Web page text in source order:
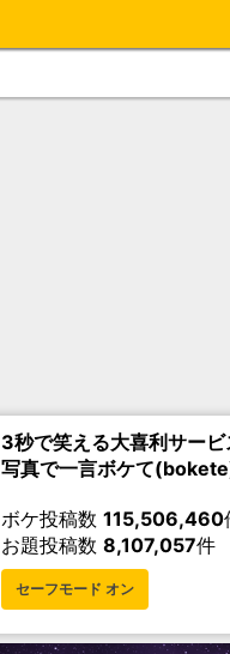
3秒で笑える大喜利サービ
写真で一言ボケて
ボケ投稿数 115,506,460
お題投稿数 8,107,057件
セーフモード オン